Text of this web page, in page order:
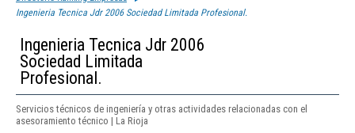
Ingenieria Tecnica Jdr 2006 Sociedad Limitada Profesional.
Ingenieria Tecnica Jdr 2006
Sociedad Limitada
Profesional.
Servicios técnicos de ingeniería y otras actividades relacionadas con el
asesoramiento técnico | La Rioja